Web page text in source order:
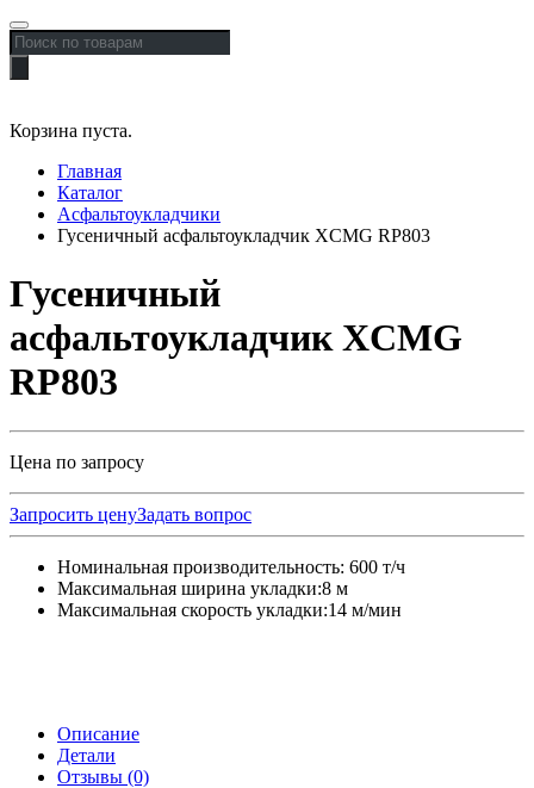
Поиск
товаров
Корзина пуста.
Главная
Каталог
Асфальтоукладчики
Гусеничный асфальтоукладчик XCMG RP803
Гусеничный
асфальтоукладчик XCMG
RP803
Цена по запросу
Запросить ценуЗадать вопрос
Номинальная производительность: 600 т/ч
Максимальная ширина укладки:8 м
Максимальная скорость укладки:14 м/мин
Описание
Детали
Отзывы (0)